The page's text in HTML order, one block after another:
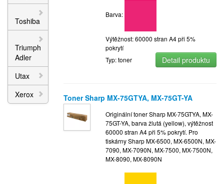
Toshiba
Triumph
Adler
Utax
Xerox
Barva:
Výtěžnost: 60000 stran A4 při 5%
pokrytí
Typ: toner
Detail produktu
Toner Sharp MX-75GTYA, MX-75GT-YA
Originální toner Sharp MX-75GTYA, MX-
75GT-YA, barva žlutá (yellow), výtěžnost
60000 stran A4 při 5% pokrytí. Pro
tiskárny Sharp MX-6500, MX-6500N, MX-
7090, MX-7090N, MX-7500, MX-7500N,
MX-8090, MX-8090N